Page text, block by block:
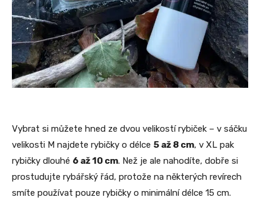
Vybrat si můžete hned ze dvou velikostí rybiček – v sáčku
velikosti M najdete rybičky o délce 5 až 8 cm, v XL pak
rybičky dlouhé 6 až 10 cm. Než je ale nahodíte, dobře si
prostudujte rybářský řád, protože na některých revírech
smíte používat pouze rybičky o minimální délce 15 cm.